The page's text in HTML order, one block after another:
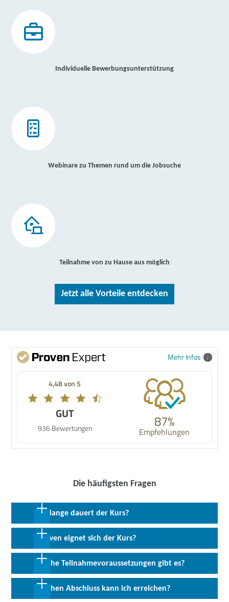
Individuelle Bewerbungsunterstützung
Webinare zu Themen rund um die Jobsuche
Teilnahme von zu Hause aus möglich
Jetzt alle Vorteile entdecken
Mehr Infos
4,48 von 5
GUT
936 Bewertungen 87%
Empfehlungen
Die häufigsten Fragen
Wie lange dauert der Kurs?
1 Woche in Vollzeit
Für wen eignet sich der Kurs?
Die Qualifizierung richtet sich branchenunabhängig an alle
Arbeitnehmer, die ihre Kompetenzen für die Digitalisierung
ausweiten möchten.
Welche Teilnahmevoraussetzungen gibt es?
Vorausgesetzt werden grundlegende Erfahrungen in der
einfachen PC-Bedienung und im Umgang mit Webbrowsern sowie
Welchen Abschluss kann ich erreichen?